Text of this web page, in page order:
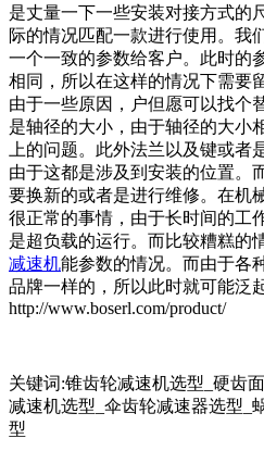
是丈量一下一些安装对接方式的
际的情况匹配一款进行使用。我
一个一致的参数给客户。此时的
相同，所以在这样的情况下需要
由于一些原因，户但愿可以找个
是轴径的大小，由于轴径的大小
上的问题。此外法兰以及键或者
由于这都是涉及到安装的位置。
要换新的或者是进行维修。在机
很正常的事情，由于长时间的工
是超负载的运行。而比较糟糕的
减速机能参数的情况。而由于各
品牌一样的，所以此时就可能泛
http://www.boserl.com/product/
关键词:锥齿轮减速机选型_硬齿
减速机选型_伞齿轮减速器选型_
型